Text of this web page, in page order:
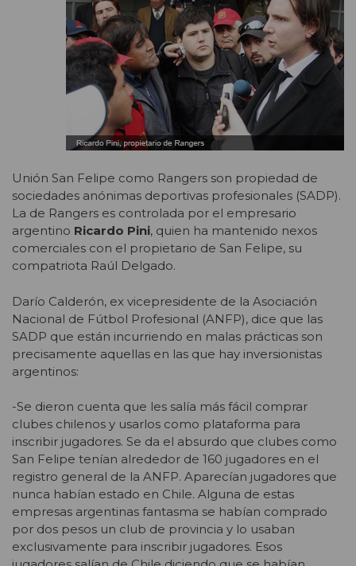
Unión San Felipe como Rangers son propiedad de
sociedades anónimas deportivas profesionales (SADP).
La de Rangers es controlada por el empresario
argentino Ricardo Pini, quien ha mantenido nexos
comerciales con el propietario de San Felipe, su
compatriota Raúl Delgado.
Darío Calderón, ex vicepresidente de la Asociación
Nacional de Fútbol Profesional (ANFP), dice que las
SADP que están incurriendo en malas prácticas son
precisamente aquellas en las que hay inversionistas
argentinos:
-Se dieron cuenta que les salía más fácil comprar
clubes chilenos y usarlos como plataforma para
inscribir jugadores. Se da el absurdo que clubes como
San Felipe tenían alrededor de 160 jugadores en el
registro general de la ANFP. Aparecían jugadores que
nunca habían estado en Chile. Alguna de estas
empresas argentinas fantasma se habían comprado
por dos pesos un club de provincia y lo usaban
exclusivamente para inscribir jugadores. Esos